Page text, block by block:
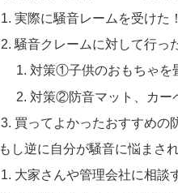
実際に騒音レームを受けた！
騒音クレームに対して行っ
対策①子供のおもちゃを
対策②防音マット、カー
買ってよかったおすすめの
もし逆に自分が騒音に悩まさ
大家さんや管理会社に相談